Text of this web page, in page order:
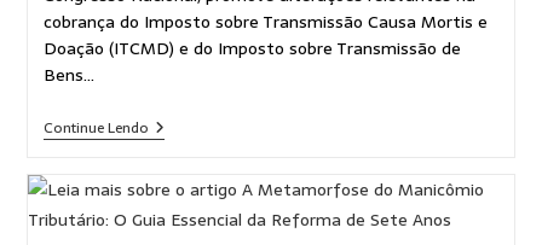
cobrança do Imposto sobre Transmissão Causa Mortis e
Doação (ITCMD) e do Imposto sobre Transmissão de
Bens…
Continue Lendo